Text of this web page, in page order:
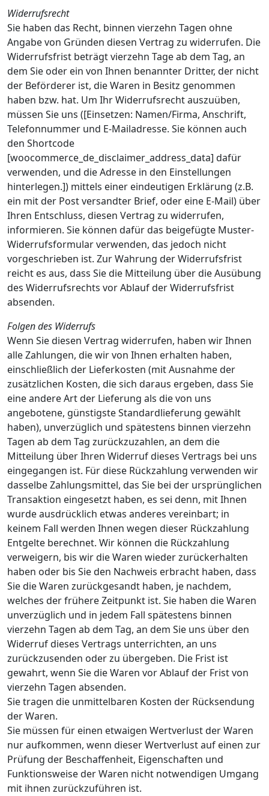
Widerrufsrecht
Sie haben das Recht, binnen vierzehn Tagen ohne
Angabe von Gründen diesen Vertrag zu widerrufen. Die
Widerrufsfrist beträgt vierzehn Tage ab dem Tag, an
dem Sie oder ein von Ihnen benannter Dritter, der nicht
der Beförderer ist, die Waren in Besitz genommen
haben bzw. hat. Um Ihr Widerrufsrecht auszuüben,
müssen Sie uns ([Einsetzen: Namen/Firma, Anschrift,
Telefonnummer und E-Mailadresse. Sie können auch
den Shortcode
[woocommerce_de_disclaimer_address_data] dafür
verwenden, und die Adresse in den Einstellungen
hinterlegen.]) mittels einer eindeutigen Erklärung (z.B.
ein mit der Post versandter Brief, oder eine E-Mail) über
Ihren Entschluss, diesen Vertrag zu widerrufen,
informieren. Sie können dafür das beigefügte Muster-
Widerrufsformular verwenden, das jedoch nicht
vorgeschrieben ist. Zur Wahrung der Widerrufsfrist
reicht es aus, dass Sie die Mitteilung über die Ausübung
des Widerrufsrechts vor Ablauf der Widerrufsfrist
absenden.
Folgen des Widerrufs
Wenn Sie diesen Vertrag widerrufen, haben wir Ihnen
alle Zahlungen, die wir von Ihnen erhalten haben,
einschließlich der Lieferkosten (mit Ausnahme der
zusätzlichen Kosten, die sich daraus ergeben, dass Sie
eine andere Art der Lieferung als die von uns
angebotene, günstigste Standardlieferung gewählt
haben), unverzüglich und spätestens binnen vierzehn
Tagen ab dem Tag zurückzuzahlen, an dem die
Mitteilung über Ihren Widerruf dieses Vertrags bei uns
eingegangen ist. Für diese Rückzahlung verwenden wir
dasselbe Zahlungsmittel, das Sie bei der ursprünglichen
Transaktion eingesetzt haben, es sei denn, mit Ihnen
wurde ausdrücklich etwas anderes vereinbart; in
keinem Fall werden Ihnen wegen dieser Rückzahlung
Entgelte berechnet. Wir können die Rückzahlung
verweigern, bis wir die Waren wieder zurückerhalten
haben oder bis Sie den Nachweis erbracht haben, dass
Sie die Waren zurückgesandt haben, je nachdem,
welches der frühere Zeitpunkt ist. Sie haben die Waren
unverzüglich und in jedem Fall spätestens binnen
vierzehn Tagen ab dem Tag, an dem Sie uns über den
Widerruf dieses Vertrags unterrichten, an uns
zurückzusenden oder zu übergeben. Die Frist ist
gewahrt, wenn Sie die Waren vor Ablauf der Frist von
vierzehn Tagen absenden.
Sie tragen die unmittelbaren Kosten der Rücksendung
der Waren.
Sie müssen für einen etwaigen Wertverlust der Waren
nur aufkommen, wenn dieser Wertverlust auf einen zur
Prüfung der Beschaffenheit, Eigenschaften und
Funktionsweise der Waren nicht notwendigen Umgang
mit ihnen zurückzuführen ist.